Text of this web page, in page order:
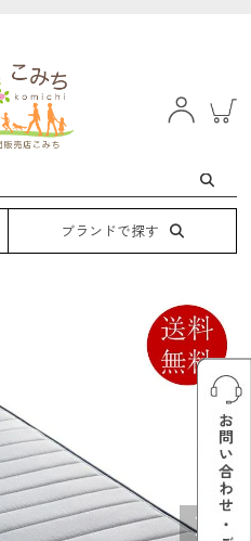
ベッド 電動ベッド
ブランドで探す